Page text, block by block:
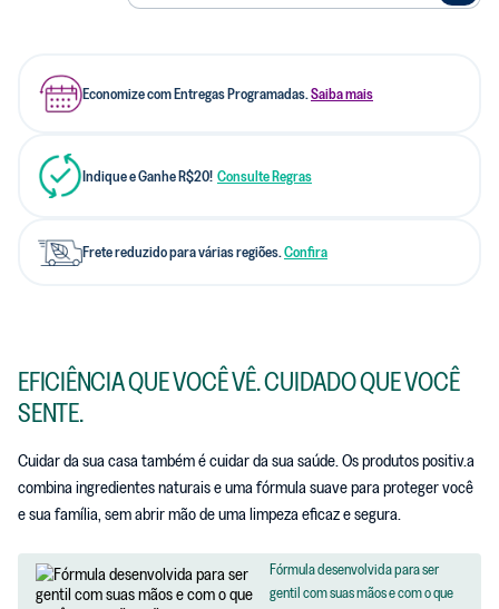
Economize com Entregas Programadas.Saiba mais
Indique e Ganhe R$20! Consulte Regras
Frete reduzido para várias regiões.Confira
EFICIÊNCIA QUE VOCÊ VÊ. CUIDADO QUE VOCÊ
SENTE.
Cuidar da sua casa também é cuidar da sua saúde. Os produtos positiv.a
combina ingredientes naturais e uma fórmula suave para proteger você
e sua família, sem abrir mão de uma limpeza eficaz e segura.
Fórmula desenvolvida para ser
gentil com suas mãos e com o que